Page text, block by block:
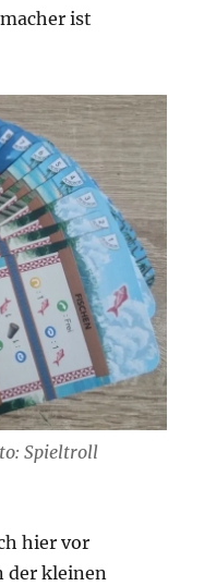
ist
Spieltroll
hier vor
der kleinen